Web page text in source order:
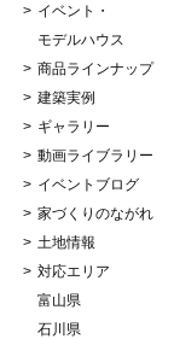
イベント・
モデルハウス
商品ラインナップ
建築実例
ギャラリー
動画ライブラリー
イベントブログ
家づくりのながれ
土地情報
対応エリア
富山県
石川県